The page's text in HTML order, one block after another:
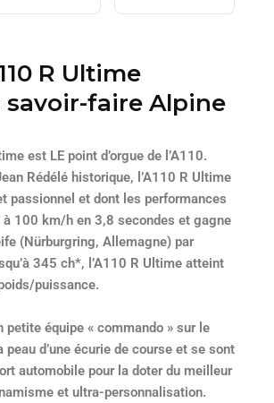
R Ultime
faire Alpine
est LE point d’orgue de l’A110.
Rédélé historique, l’A110 R Ultime
passionnel et dont les performances
100 km/h en 3,8 secondes et gagne
(Nürburgring, Allemagne) par
345 ch*, l’A110 R Ultime atteint
puissance.
équipe « commando » sur le
d’une écurie de course et se sont
automobile pour la doter du meilleur
et ultra-personnalisation.